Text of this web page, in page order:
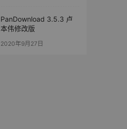
PanDownload 3.5.3 卢
本伟修改版
2020年9月27日